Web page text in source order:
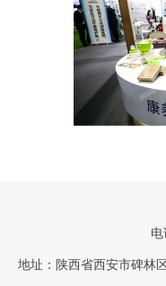
地址：陕西省西安市碑林